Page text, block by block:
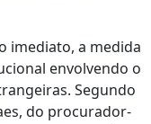
imediato, a medida
envolvendo o
Segundo
do procurador-